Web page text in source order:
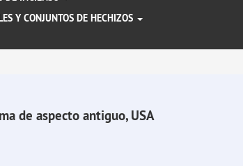
Y CONJUNTOS DE HECHIZOS
de aspecto antiguo, USA